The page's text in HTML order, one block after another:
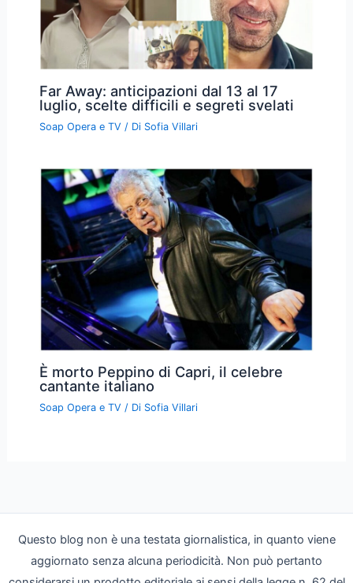
Far Away: anticipazioni dal 13 al 17
luglio, scelte difficili e segreti svelati
Soap Opera e TV / Di Sofia Villari
È morto Peppino di Capri, il celebre
cantante italiano
Soap Opera e TV / Di Sofia Villari
Questo blog non è una testata giornalistica, in quanto viene
aggiornato senza alcuna periodicità. Non può pertanto